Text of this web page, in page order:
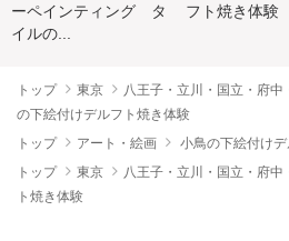
ーペインティング タ
イルの...
フト焼き体験
トップ 東京 八王子・立川・国立・府中
の下絵付けデルフト焼き体験
トップ
アート・絵画
小鳥の下絵付け
トップ
東京 八王子・立川・国立・府中
ト焼き体験